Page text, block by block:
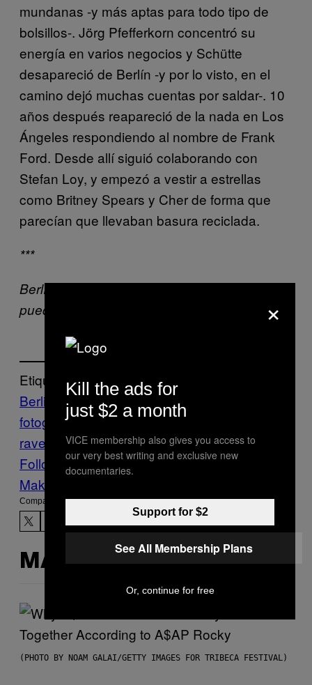
mundanas -y más aptas para todo tipo de
bolsillos-. Jörg Pfefferkorn concentró su
energía en varios negocios y Schütte
desapareció de Berlín -y por lo visto, en el
camino dejó muchas cuentas por saldar-. 10
años después reapareció de la nada en Los
Ángeles respondiendo al nombre de Frank
Ford. Desde allí siguió colaborando con
Stefan Loy, y empezó a vestir a estrellas
como Britney Spears y Cher de forma que
parecían que llevaban basura reciclada.
***
Berlín en los noventa era otro mundo. Aquí
puedes encontrar
Etiquetado:
Berlin
Cultură Galería
fotográfica historia moda raver
rave
techno Thump Μodă
Follow Us On Discover
Make Us Preferred In Top Stories
Compartir:
MÁS DE LO MISMO
(PHOTO BY NOAM GALAI/GETTY IMAGES FOR TRIBECA FESTIVAL)
×
Kill the ads for
just $2 a month
VICE membership also gives you access to
our very best writing and exclusive new
documentaries.
Support for $2
See All Membership Plans
Or, continue for free